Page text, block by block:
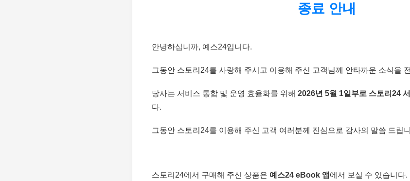
종료 안내
안녕하십니까, 예스24입니다.
그동안 스토리24를 사랑해 주시고 이용해 주신 고객님께 안타까운 소식을
당사는 서비스 통합 및 운영 효율화를 위해 2026년 5월 1일부로 스토리24
다.
그동안 스토리24를 이용해 주신 고객 여러분께 진심으로 감사의 말씀 드립
스토리24에서 구매해 주신 상품은 예스24 eBook 앱 에서 보실 수 있습니다.